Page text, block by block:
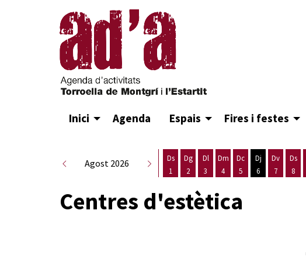
Inici Agenda Espais Fires i festes
Agost 2026
Ds
1
Dg
2
Dl
3
Dm
4
Dc
5
Dj
6
Dv
7
Ds
8
Centres d'estètica